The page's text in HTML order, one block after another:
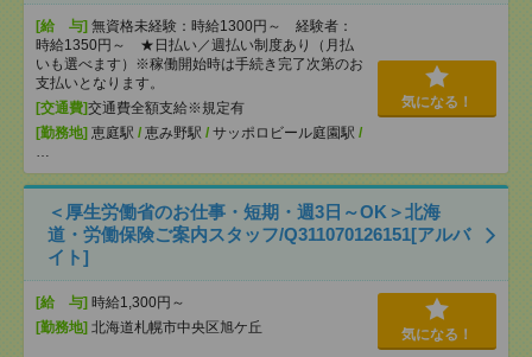
[給 与] 無資格未経験：時給1300円～ 経験者：
時給1350円～ ★日払い／週払い制度あり（月払
いも選べます）※稼働開始時は手続き完了次第のお
支払いとなります。
[交通費]交通費全額支給※規定有
[勤務地] 恵庭駅 / 恵み野駅 / サッポロビール庭園駅 /
…
気になる！
＜厚生労働省のお仕事・短期・週3日～OK＞北海
道・労働保険ご案内スタッフ/Q311070126151[アルバ
イト]
[給 与] 時給1,300円～
[勤務地] 北海道札幌市中央区旭ケ丘 気になる！